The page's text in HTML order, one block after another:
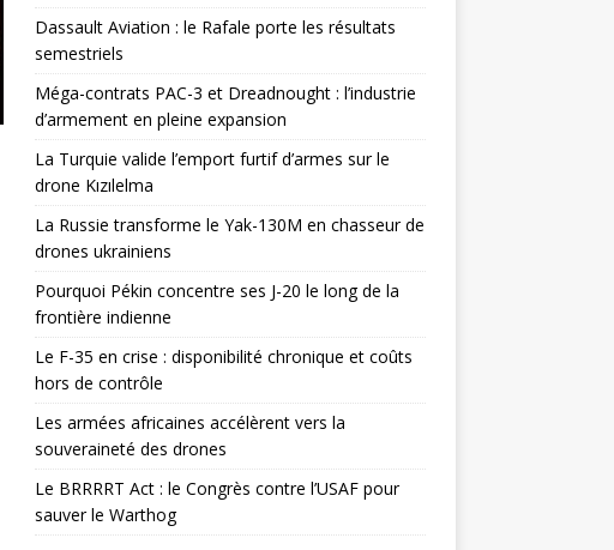
Dassault Aviation : le Rafale porte les résultats
semestriels
Méga-contrats PAC-3 et Dreadnought : l’industrie
d’armement en pleine expansion
La Turquie valide l’emport furtif d’armes sur le
drone Kızılelma
La Russie transforme le Yak-130M en chasseur de
drones ukrainiens
Pourquoi Pékin concentre ses J-20 le long de la
frontière indienne
Le F-35 en crise : disponibilité chronique et coûts
hors de contrôle
Les armées africaines accélèrent vers la
souveraineté des drones
Le BRRRRT Act : le Congrès contre l’USAF pour
sauver le Warthog